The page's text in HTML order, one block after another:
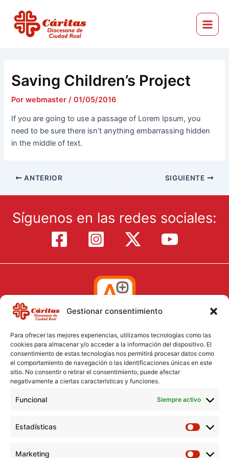
Gestionar consentimiento
Para ofrecer las mejores experiencias, utilizamos tecnologías como las
cookies para almacenar y/o acceder a la información del dispositivo. El
consentimiento de estas tecnologías nos permitirá procesar datos como
el comportamiento de navegación o las identificaciones únicas en este
sitio. No consentir o retirar el consentimiento, puede afectar
negativamente a ciertas características y funciones.
Funcional Siempre activo
Estadísticas
Marketing
contenido
Menu
Saving Children’s Project
Porwebmaster/01/05/2016
If you are going to use a passage of Lorem Ipsum, you
need to be sure there isn’t anything embarrassing hidden
in the middle of text.
entradas
ANTERIOR SIGUIENTE
Síguenos en las redes sociales:
Aviso Legal
Política de Cookies